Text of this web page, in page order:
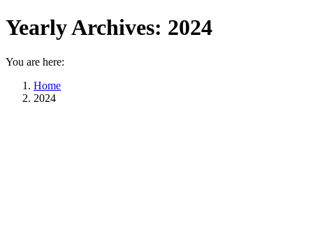
Yearly Archives: 2024
You are here:
Home
2024